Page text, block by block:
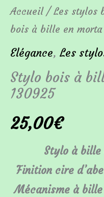
Accueil/Les stylos
bois à bille en
Elégance, Les
Stylo bois à
130925
25,00€
Stylo à bille
Finition cire
Mécanisme à